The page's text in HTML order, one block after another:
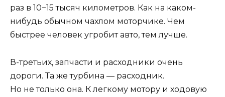
раз в 10−15 тысяч километров. Как на каком-
нибудь обычном чахлом моторчике. Чем
быстрее человек угробит авто, тем лучше.
В-третьих, запчасти и расходники очень
дороги. Та же турбина — расходник.
Но не только она. К легкому мотору и ходовую